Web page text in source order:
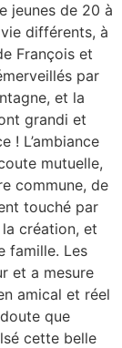
jeunes de 20 à
différents, à
François et
par
et la
grandi et
! L’ambiance
mutuelle,
commune, de
touché par
création, et
famille. Les
et a mesure
amical et réel
que
cette belle